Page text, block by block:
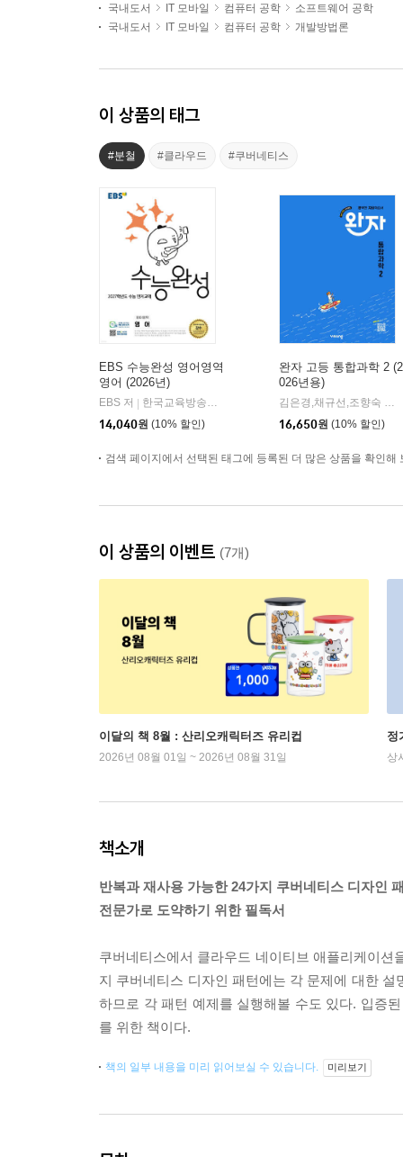
국내도서
IT 모바일 컴퓨터 공학
소프트웨어 공학
국내도서
IT 모바일 컴퓨터 공학 개발방법론
이 상품의 태그
#분철 #클라우드 #쿠버네티스
EBS 수능완성 영어영역
영어 (2026년)
EBS 저
한국교육방송공사
14,040원 (10% 할인)
완자 고등 통합과학 2 (2
026년용)
김은경,채규선,조향숙 등저
16,650원 (10% 할인)
검색 페이지에서 선택된 태그에 등록된 더 많은 상품을 확인해
이 상품의 이벤트 (7개)
이달의 책 8월 : 산리오캐릭터즈 유리컵
2026년 08월 01일 ~ 2026년 08월 31일
정
상
책소개
반복과 재사용 가능한 24가지 쿠버네티스 디자인
전문가로 도약하기 위한 필독서
쿠버네티스에서 클라우드 네이티브 애플리케이
지 쿠버네티스 디자인 패턴에는 각 문제에 대한
하므로 각 패턴 예제를 실행해볼 수도 있다. 입증
를 위한 책이다.
책의 일부 내용을 미리 읽어보실 수 있습니다. 미리보기